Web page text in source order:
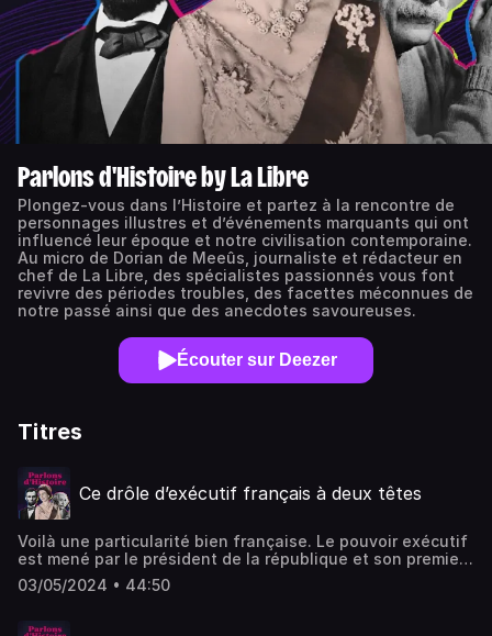
Parlons d'Histoire by La Libre
Plongez-vous dans l’Histoire et partez à la rencontre de
personnages illustres et d’événements marquants qui ont
influencé leur époque et notre civilisation contemporaine.
Au micro de Dorian de Meeûs, journaliste et rédacteur en
chef de La Libre, des spécialistes passionnés vous font
revivre des périodes troubles, des facettes méconnues de
notre passé ainsi que des anecdotes savoureuses.
Écouter sur Deezer
Titres
Ce drôle d’exécutif français à deux têtes
Voilà une particularité bien française. Le pouvoir exécutif
est mené par le président de la république et son premier
ministre. Un pouvoir à deux têtes. La formule consacrée
par la constitution est connue : « Le président préside, le
l’Élysée et Matignon, le partage du pouvoir est loin d’être
03/05/2024 • 44:50